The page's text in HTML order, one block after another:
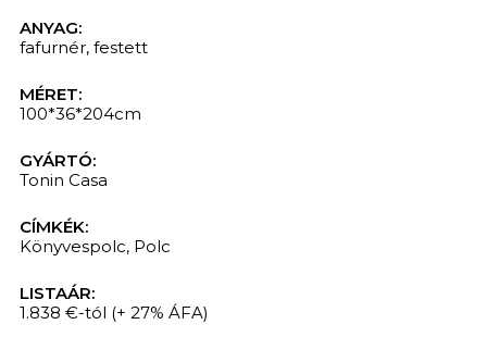
ANYAG:
fafurnér, festett
MÉRET:
100*36*204cm
GYÁRTÓ:
Tonin Casa
CÍMKÉK:
Könyvespolc, Polc
LISTAÁR:
1.838 €-tól (+ 27% ÁFA)